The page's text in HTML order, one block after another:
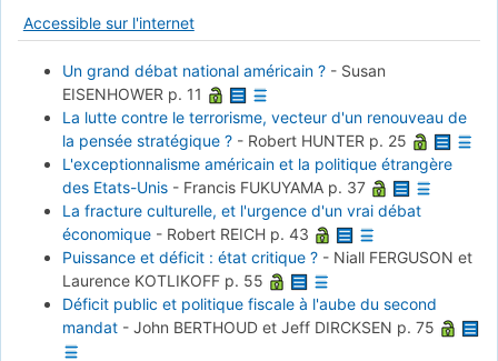
Accessible sur l'internet
Un grand débat national américain ? - Susan
EISENHOWER p. 11
La lutte contre le terrorisme, vecteur d'un renouveau de
la pensée stratégique ? - Robert HUNTER p. 25
L'exceptionnalisme américain et la politique étrangère
des Etats-Unis - Francis FUKUYAMA p. 37
La fracture culturelle, et l'urgence d'un vrai débat
économique - Robert REICH p. 43
Puissance et déficit : état critique ? - Niall FERGUSON et
Laurence KOTLIKOFF p. 55
Déficit public et politique fiscale à l'aube du second
mandat - John BERTHOUD et Jeff DIRCKSEN p. 75